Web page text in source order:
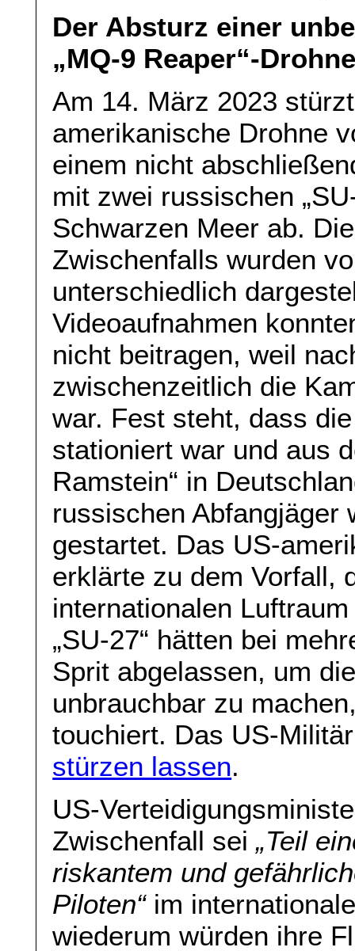
Der Absturz einer
„MQ-9 Reaper“-
Am 14. März 2023
amerikanische Drohne
einem nicht
mit zwei russischen
Schwarzen Meer ab.
Zwischenfalls wurden
unterschiedlich
Videoaufnahmen
nicht beitragen, weil
zwischenzeitlich die
war. Fest steht, dass
stationiert war und aus
Ramstein“ in
russischen Abfangjäger
gestartet. Das US-
erklärte zu dem Vorfall,
internationalen
„SU-27“ hätten bei
Sprit abgelassen, um
unbrauchbar zu
touchiert. Das US-
stürzen lassen.
US-
Zwischenfall sei„Teil
riskantem und
Piloten“im
wiederum würden ihre